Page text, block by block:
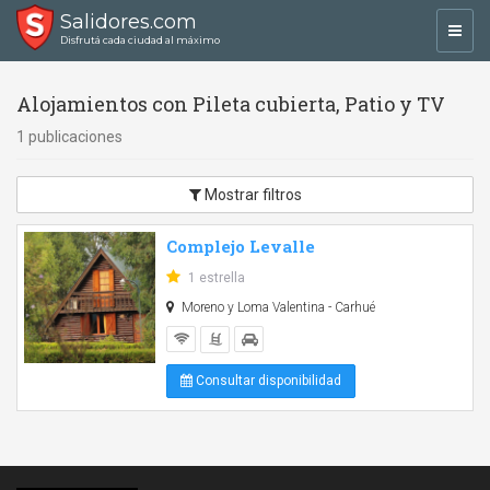
Salidores.com
Disfrutá cada ciudad al máximo
Alojamientos con Pileta cubierta, Patio y TV
1 publicaciones
Mostrar filtros
Complejo Levalle
1 estrella
Moreno y Loma Valentina - Carhué
Consultar disponibilidad